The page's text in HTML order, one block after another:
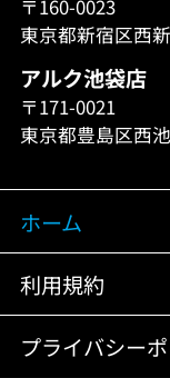
〒160-0023
東京都新宿区西
アルク池袋店
〒171-0021
東京都豊島区西
ホーム
利用規約
プライバシー